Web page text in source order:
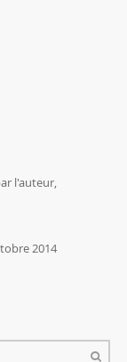
l'auteur,
2014